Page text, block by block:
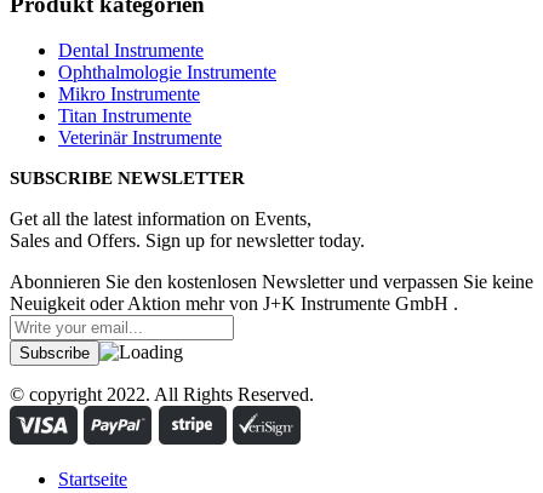
Dental Instrumente
Ophthalmologie Instrumente
Mikro Instrumente
Titan Instrumente
Veterinär Instrumente
SUBSCRIBE NEWSLETTER
Get all the latest information on Events,
Sales and Offers. Sign up for newsletter today.
Abonnieren Sie den kostenlosen Newsletter und verpassen Sie keine
Neuigkeit oder Aktion mehr von J+K Instrumente GmbH .
© copyright 2022. All Rights Reserved.
Startseite